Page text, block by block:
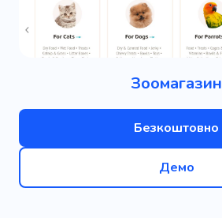
Зоомагазин
Безкоштовно
Демо